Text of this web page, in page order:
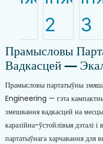
Прамысловы
Вадкасцей —
Прамысловы партатыўны
Engineering — гэта
змешвання вадкасцей на
каразійна-ўстойлівыя дэталі
партатыўнага харчавання для